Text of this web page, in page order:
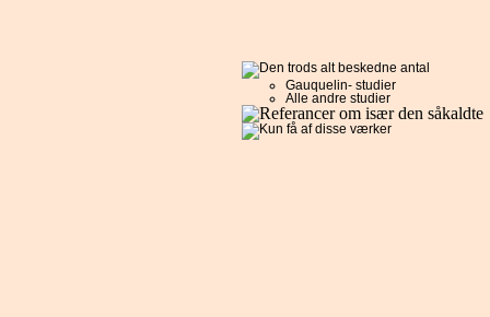
Gauquelin- studier
Alle andre studier